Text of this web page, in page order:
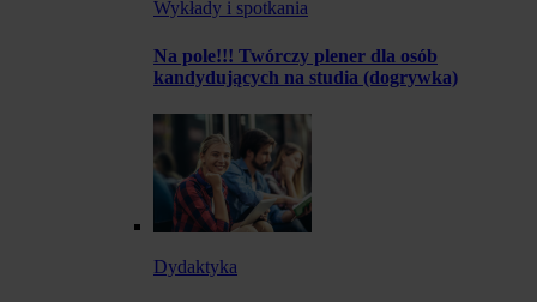
Wykłady i spotkania
Na pole!!! Twórczy plener dla osób
kandydujących na studia (dogrywka)
Dydaktyka